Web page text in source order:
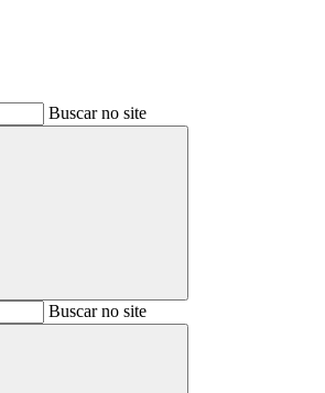
Buscar no site
BuscarBuscar no site